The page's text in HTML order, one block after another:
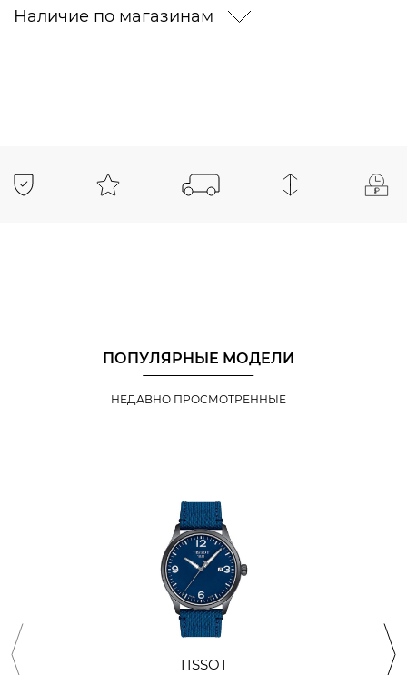
Наличие по магазинам
ПОПУЛЯРНЫЕ МОДЕЛИ
НЕДАВНО ПРОСМОТРЕННЫЕ
TISSOT